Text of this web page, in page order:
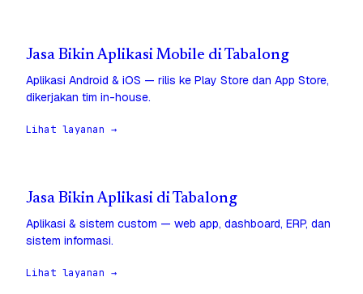
Jasa Bikin Aplikasi Mobile di Tabalong
Aplikasi Android & iOS — rilis ke Play Store dan App Store,
dikerjakan tim in-house.
Lihat layanan →
Jasa Bikin Aplikasi di Tabalong
Aplikasi & sistem custom — web app, dashboard, ERP, dan
sistem informasi.
Lihat layanan →